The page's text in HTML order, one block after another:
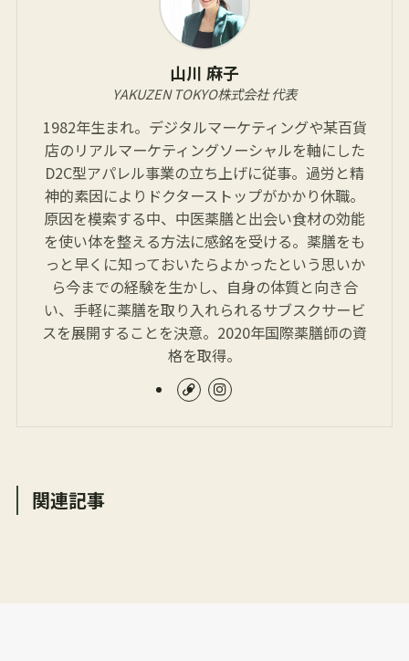
山川 麻子
YAKUZEN TOKYO株式会社 代表
1982年生まれ。デジタルマーケティングや某百貨
店のリアルマーケティングソーシャルを軸にした
D2C型アパレル事業の立ち上げに従事。過労と精
神的素因によりドクターストップがかかり休職。
原因を模索する中、中医薬膳と出会い食材の効能
を使い体を整える方法に感銘を受ける。薬膳をも
っと早くに知っておいたらよかったという思いか
ら今までの経験を生かし、自身の体質と向き合
い、手軽に薬膳を取り入れられるサブスクサービ
スを展開することを決意。2020年国際薬膳師の資
格を取得。
関連記事